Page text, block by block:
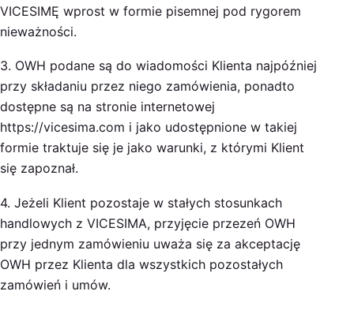
VICESIMĘ wprost w formie pisemnej pod rygorem
nieważności.
3. OWH podane są do wiadomości Klienta najpóźniej
przy składaniu przez niego zamówienia, ponadto
dostępne są na stronie internetowej
https://vicesima.com i jako udostępnione w takiej
formie traktuje się je jako warunki, z którymi Klient
się zapoznał.
4. Jeżeli Klient pozostaje w stałych stosunkach
handlowych z VICESIMA, przyjęcie przezeń OWH
przy jednym zamówieniu uważa się za akceptację
OWH przez Klienta dla wszystkich pozostałych
zamówień i umów.